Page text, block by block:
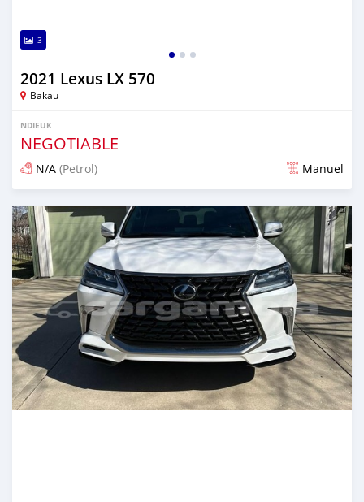
3
2021 Lexus LX 570
Bakau
NDIEUK
NEGOTIABLE
N/A (Petrol) Manuel
Dougal na niou ko depuis 9 months